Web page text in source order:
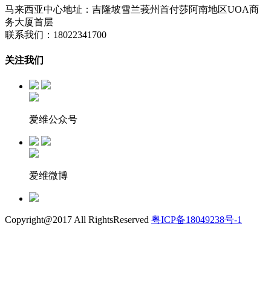
马来西亚中心地址：吉隆坡雪兰莪州首付莎阿南地区UOA商
务大厦首层
联系我们：18022341700
关注我们
爱维公众号
爱维微博
Copyright@2017 All RightsReserved 粤ICP备18049238号-1